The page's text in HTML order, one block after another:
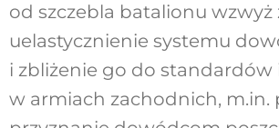
od szczebla batalionu wzwyż
uelastycznienie systemu
i zbliżenie go do standardów
w armiach zachodnich, m.in.